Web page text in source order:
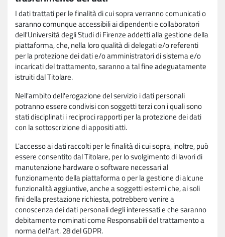
I dati trattati per le finalità di cui sopra verranno comunicati o
saranno comunque accessibili ai dipendenti e collaboratori
dell'Università degli Studi di Firenze addetti alla gestione della
piattaforma, che, nella loro qualità di delegati e/o referenti
per la protezione dei dati e/o amministratori di sistema e/o
incaricati del trattamento, saranno a tal fine adeguatamente
istruiti dal Titolare.
Nell'ambito dell'erogazione del servizio i dati personali
potranno essere condivisi con soggetti terzi con i quali sono
stati disciplinati i reciproci rapporti per la protezione dei dati
con la sottoscrizione di appositi atti.
L'accesso ai dati raccolti per le finalità di cui sopra, inoltre, può
essere consentito dal Titolare, per lo svolgimento di lavori di
manutenzione hardware o software necessari al
funzionamento della piattaforma o per la gestione di alcune
funzionalità aggiuntive, anche a soggetti esterni che, ai soli
fini della prestazione richiesta, potrebbero venire a
conoscenza dei dati personali degli interessati e che saranno
debitamente nominati come Responsabili del trattamento a
norma dell'art. 28 del GDPR.